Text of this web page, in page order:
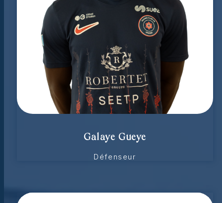
Galaye Gueye
Défenseur